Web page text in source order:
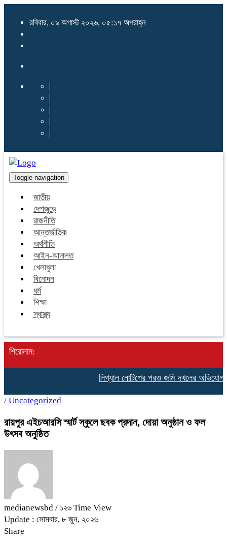
রবিবার, ০৯ অগাস্ট ২০২৬, ০৫:১৭ অপরাহ্ন
Toggle navigation
জাতীয়
দেশজুড়ে
রাজনীতি
আন্তর্জাতিক
অর্থনীতি
আইন-আদালত
খেলাধুলা
বিনোদন
ধর্ম
শিক্ষা
স্বাস্থ্য
শিরোনাম:
লিগ্যাল নোটিশের পরও জমি দখলের অভিযোগ,
/ Uncategorized
রায়পুর এইচআরসি স্মার্ট স্কুলে ছবক প্রদান, দোয়া অনুষ্ঠান ও ফল
উৎসব অনুষ্ঠিত
medianewsbd / ১২৬ Time View
Update : সোমবার, ৮ জুন, ২০২৬
Share